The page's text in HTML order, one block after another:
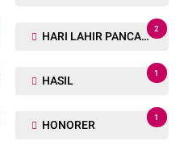
HARI LAHIR PANCASILA
2
HASIL
1
HONORER
1